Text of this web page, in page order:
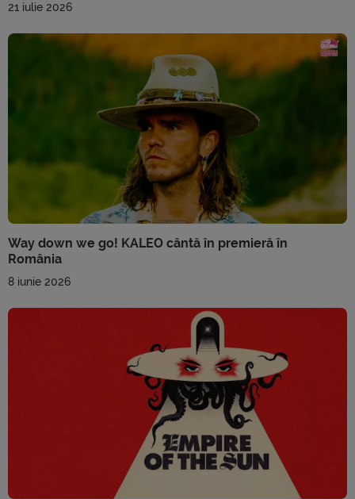
21 iulie 2026
Way down we go! KALEO cântă în premieră în
România
8 iunie 2026